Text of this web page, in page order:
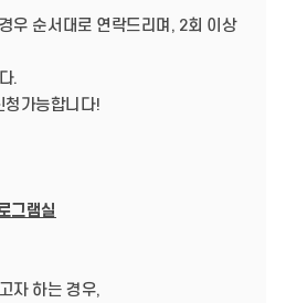
우 순서대로 연락드리며, 2회 이상
.
청가능합니다!
그램실
자 하는 경우,